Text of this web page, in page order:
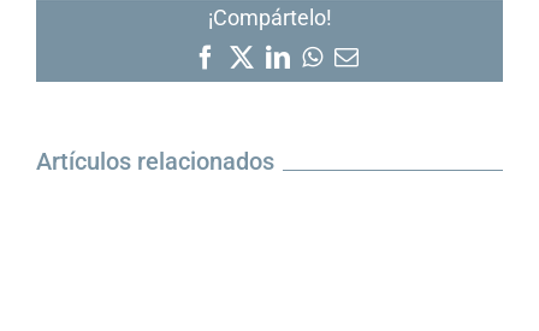
¡Compártelo!
Facebook
X LinkedIn
WhatsApp
Correo
electrónico
Artículos relacionados